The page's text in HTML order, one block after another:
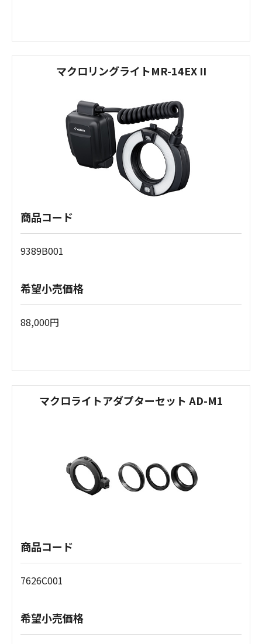
マクロリングライトMR-14EX II
商品コード
9389B001
希望小売価格
88,000円
マクロライトアダプターセット AD-M1
商品コード
7626C001
希望小売価格